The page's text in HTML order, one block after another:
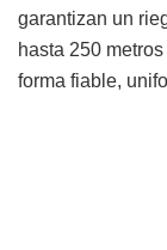
garantizan un
hasta 250
forma fiable,